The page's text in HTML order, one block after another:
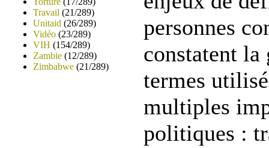
Travail (21/289)
Unitaid (26/289)
Vidéo (23/289)
VIH (154/289)
Zambie (12/289)
Zimbabwe (21/289)
personnes
constatent la
termes
multiples
politiques :